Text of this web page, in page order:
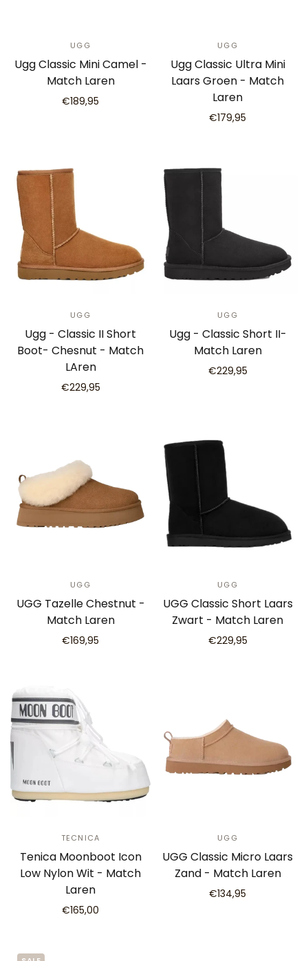
UGG
Ugg Classic Mini Camel -
Match Laren
€189,95
UGG
Ugg Classic Ultra Mini
Laars Groen - Match
Laren
€179,95
UGG
Ugg - Classic II Short
Boot- Chesnut - Match
LAren
€229,95
UGG
Ugg - Classic Short II-
Match Laren
€229,95
UGG
UGG Tazelle Chestnut -
Match Laren
€169,95
UGG
UGG Classic Short Laars
Zwart - Match Laren
€229,95
TECNICA
Tenica Moonboot Icon
Low Nylon Wit - Match
Laren
€165,00
UGG
UGG Classic Micro Laars
Zand - Match Laren
€134,95